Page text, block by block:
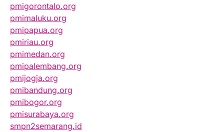
pmigorontalo.org
pmimaluku.org
pmipapua.org
pmiriau.org
pmimedan.org
pmipalembang.org
pmijogja.org
pmibandung.org
pmibogor.org
pmisurabaya.org
smpn2semarang.id